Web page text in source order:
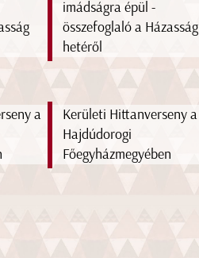
imádságra épül -
összefoglaló a Házasság
hetéről
Kerületi Hittanverseny a
Hajdúdorogi
Főegyházmegyében